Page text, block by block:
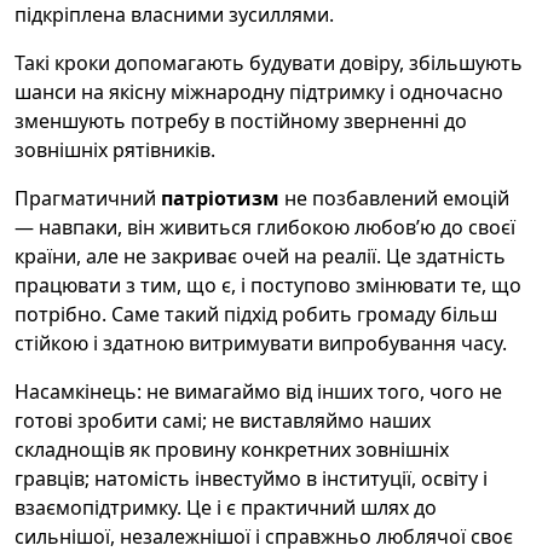
підкріплена власними зусиллями.
Такі кроки допомагають будувати довіру, збільшують
шанси на якісну міжнародну підтримку і одночасно
зменшують потребу в постійному зверненні до
зовнішніх рятівників.
Прагматичний патріотизм не позбавлений емоцій
— навпаки, він живиться глибокою любов’ю до своєї
країни, але не закриває очей на реалії. Це здатність
працювати з тим, що є, і поступово змінювати те, що
потрібно. Саме такий підхід робить громаду більш
стійкою і здатною витримувати випробування часу.
Насамкінець: не вимагаймо від інших того, чого не
готові зробити самі; не виставляймо наших
складнощів як провину конкретних зовнішніх
гравців; натомість інвестуймо в інституції, освіту і
взаємопідтримку. Це і є практичний шлях до
сильнішої, незалежнішої і справжньо люблячої своє